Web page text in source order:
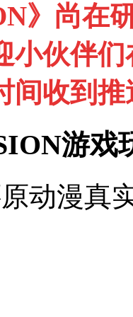
》尚在
小伙伴
间收到
游戏
动漫真